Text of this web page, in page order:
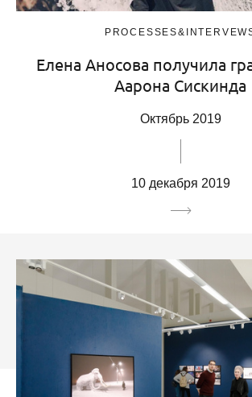
Елена Аносова получила
Аарона Сискинда
Октябрь 2019
10 декабря 2019